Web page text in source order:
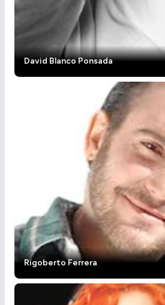
David Blanco Ponsada
Rigoberto Ferrera